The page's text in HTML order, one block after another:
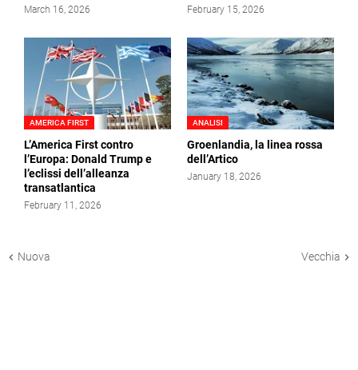
March 16, 2026 February 15, 2026
AMERICA FIRST
L’America First contro
l’Europa: Donald Trump e
l’eclissi dell’alleanza
transatlantica
February 11, 2026
ANALISI
Groenlandia, la linea rossa
dell’Artico
January 18, 2026
Nuova Vecchia